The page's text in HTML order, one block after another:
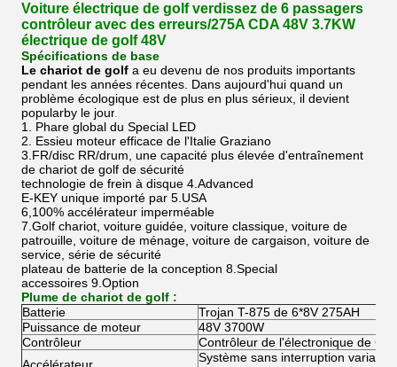
Voiture électrique de golf verdissez de 6 passagers
contrôleur avec des erreurs/275A CDA 48V 3.7KW
électrique de golf 48V
Spécifications de base
Le chariot de golf a eu devenu de nos produits importants
pendant les années récentes. Dans aujourd'hui quand un
problème écologique est de plus en plus sérieux, il devient
popularby le jour
1. Phare global du Special LED
2. Essieu moteur efficace de l'Italie Graziano
3.FR/disc RR/drum, une capacité plus élevée d'entraînement
de chariot de golf de sécurité
technologie de frein à disque 4.Advanced
E-KEY unique importé par 5.USA
6,100% accélérateur imperméable
7.Golf chariot, voiture guidée, voiture classique, voiture de
patrouille, voiture de ménage, voiture de cargaison, voiture de
service, série de sécurité
plateau de batterie de la conception 8.Special
accessoires 9.Option
Plume de chariot de golf :
Batterie
Trojan T-875 de 6*8V 275AH
Puissance de moteur
48V 3700W
Contrôleur
Contrôleur de l'électronique de
Système sans interruption